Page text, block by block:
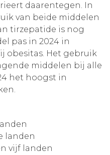
daarentegen. In
van beide middelen
tirzepatide is nog
pas in 2024 in
obesitas. Het gebruik
middelen bij alle
het hoogst in
landen
vijf landen